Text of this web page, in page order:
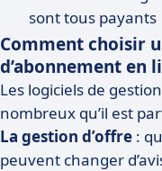
sont tous payants
Comment choisir
d’abonnement en
Les logiciels de
nombreux qu’il est
La gestion d’offre :
peuvent changer